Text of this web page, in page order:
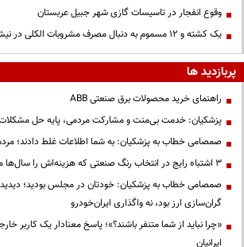
وقوع انفجار در تاسیسات گازی شهر جبیل عربستان
یک کشته و ۱۲ مسموم به دنبال مصرف مشروبات الکلی در نیشابور
پربازدید ها
راهنمای خرید محصولات برق صنعتی ABB
پزشکیان: خدمت بی‌منت و مشارکت مردمی، پایه حل
صمصامی خطاب به پزشکیان: به شما اطلاعات غلط دادند؛
3 اشتباه رایج در انتخاب رنگ صنعتی که هزینه‌اش را سال‌ها می‌پردازید...
صمصامی خطاب به پزشکیان: خودتان در مجلس بودید؛ دیدید
گران‌سازی ارز بود، نه واگذاری ایران‌خودرو
«چرا نباید از شما متنفر باشند؟»؛ پاسخ معنادار یک کاربر
ایرانیان